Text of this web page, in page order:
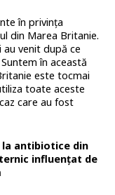
în privința
din Marea Britanie.
venit după ce
în această
este tocmai
toate aceste
care au fost
la antibiotice din
influențat de